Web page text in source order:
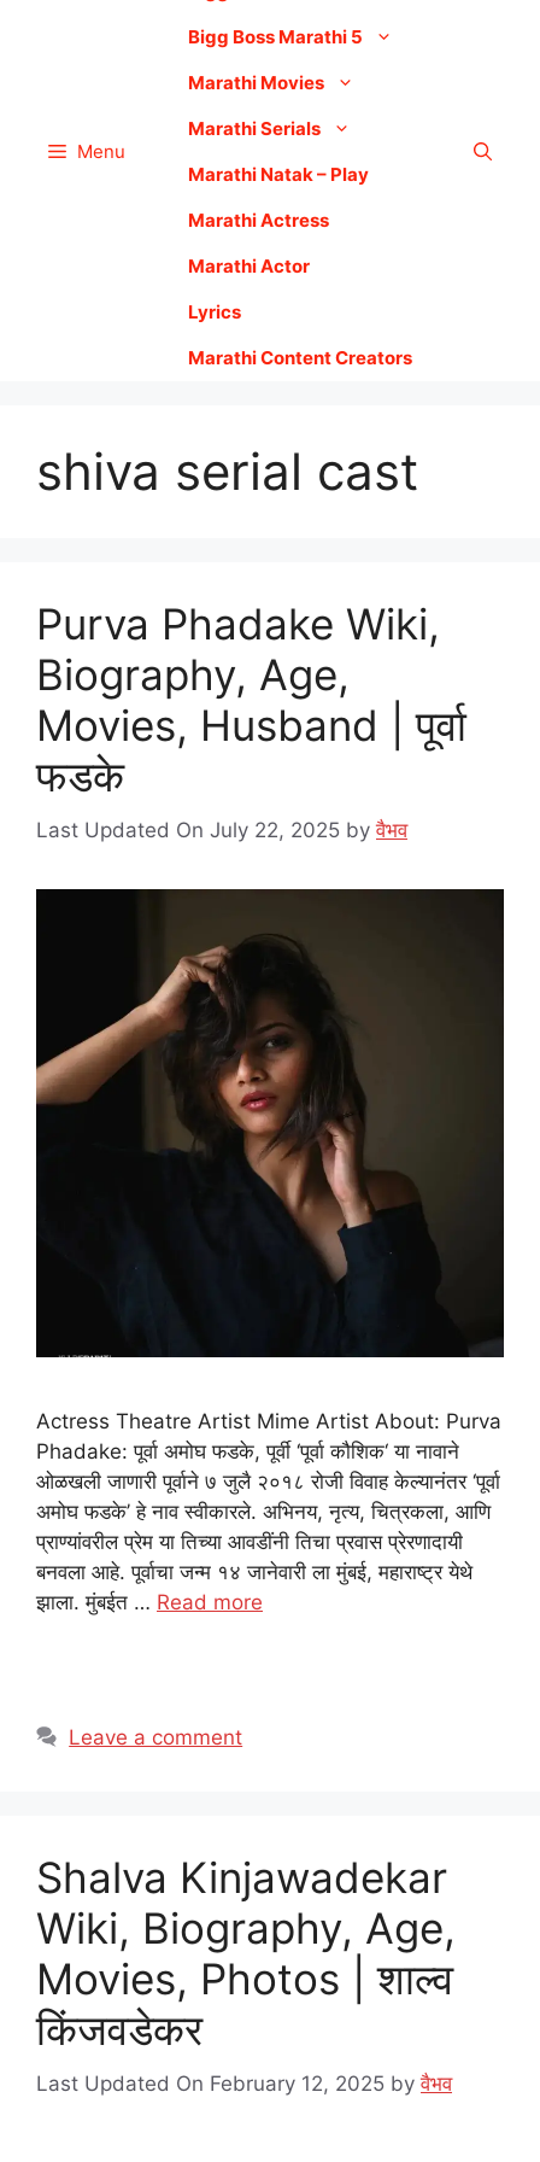
Menu
Bigg Boss Marathi 5
Marathi Movies
Marathi Serials
Marathi Natak – Play
Marathi Actress
Marathi Actor
Lyrics
Marathi Content Creators
shiva serial cast
Purva Phadake Wiki,
Biography, Age,
Movies, Husband | पूर्वा
फडके
Last Updated On July 22, 2025 byवैभव
Actress Theatre Artist Mime Artist About: Purva
Phadake: पूर्वा अमोघ फडके, पूर्वी ‘पूर्वा कौशिक‘ या नावाने
ओळखली जाणारी पूर्वाने ७ जुलै २०१८ रोजी विवाह केल्यानंतर ‘पूर्वा
अमोघ फडके’ हे नाव स्वीकारले. अभिनय, नृत्य, चित्रकला, आणि
प्राण्यांवरील प्रेम या तिच्या आवडींनी तिचा प्रवास प्रेरणादायी
बनवला आहे. पूर्वाचा जन्म १४ जानेवारी ला मुंबई, महाराष्ट्र येथे
झाला. मुंबईत … Read more
Leave a comment
Shalva Kinjawadekar
Wiki, Biography, Age,
Movies, Photos | शाल्व
किंजवडेकर
Last Updated On February 12, 2025 byवैभव